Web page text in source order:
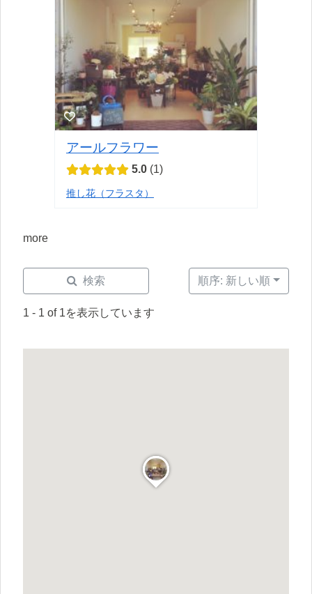
アールフラワー
5.0 1
推し花（フラスタ）
more
検索
1 - 1 of 1を表示しています
順序: 新しい順